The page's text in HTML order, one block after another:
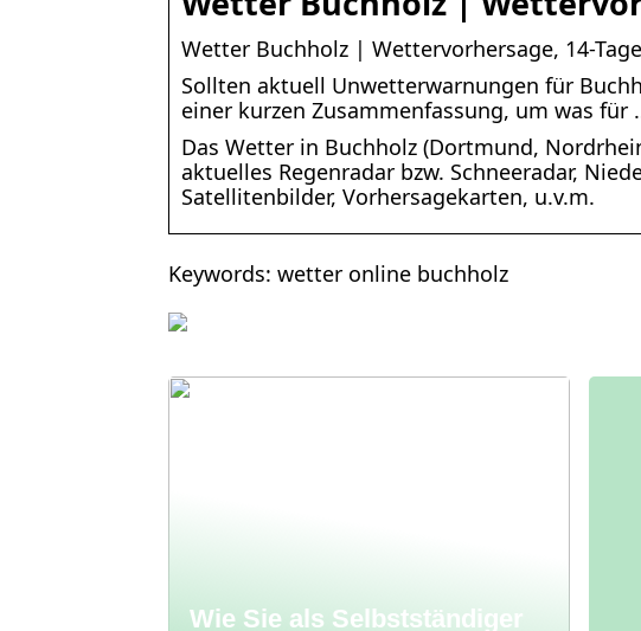
Wetter Buchholz | Wettervorhersage, 14-
Sollten aktuell Unwetterwarnungen für
einer kurzen Zusammenfassung, um was für
Das Wetter in Buchholz (Dortmund,
aktuelles Regenradar bzw. Schneeradar,
Satellitenbilder, Vorhersagekarten, u.v.m.
Keywords: wetter online buchholz
Wie Sie als Selbstständiger